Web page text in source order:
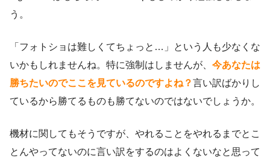
う。
「フォトショは難しくてちょっと…」という人も少なくな
いかもしれませんね。特に強制はしませんが、 今あなたは
勝ちたいのでここを見ているのですよね？言い訳ばかりし
ているから勝てるものも勝てないのではないでしょうか。
機材に関してもそうですが、やれることをやれるまでとこ
とんやってないのに言い訳をするのはよくないなと思って